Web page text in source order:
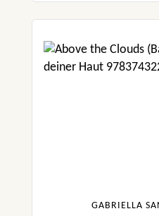
GABRIELLA